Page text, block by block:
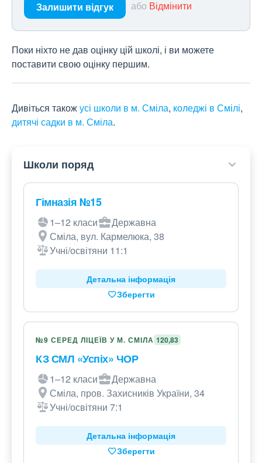
Залишити відгук або Відмінити
Поки ніхто не дав оцінку цій школі, і ви можете
поставити свою оцінку першим.
Дивіться такожусі школи в м. Сміла, коледжі в Смілі,
дитячі садки в м. Сміла.
Школи поряд
Гімназія №15
1–12 класи
Державна
Сміла, вул. Кармелюка, 38
Учні/освітяни 11:1
Детальна інформація
Зберегти
№9 СЕРЕД ЛІЦЕЇВ У М. СМІЛА 120,83
КЗ СМЛ «Успіх» ЧОР
1–12 класи
Державна
Сміла, пров. Захисників України, 34
Учні/освітяни 7:1
Детальна інформація
Зберегти